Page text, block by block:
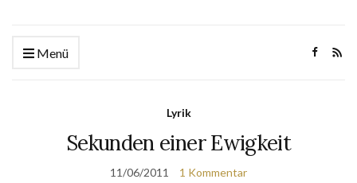
Menü
Lyrik
Sekunden einer Ewigkeit
11/06/2011
1 Kommentar